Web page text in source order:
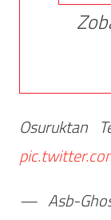
Osuruktan
— Asb-